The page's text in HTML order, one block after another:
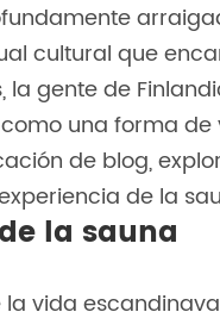
cultural que
gente de
una forma
de blog,
de la
la sauna
vida